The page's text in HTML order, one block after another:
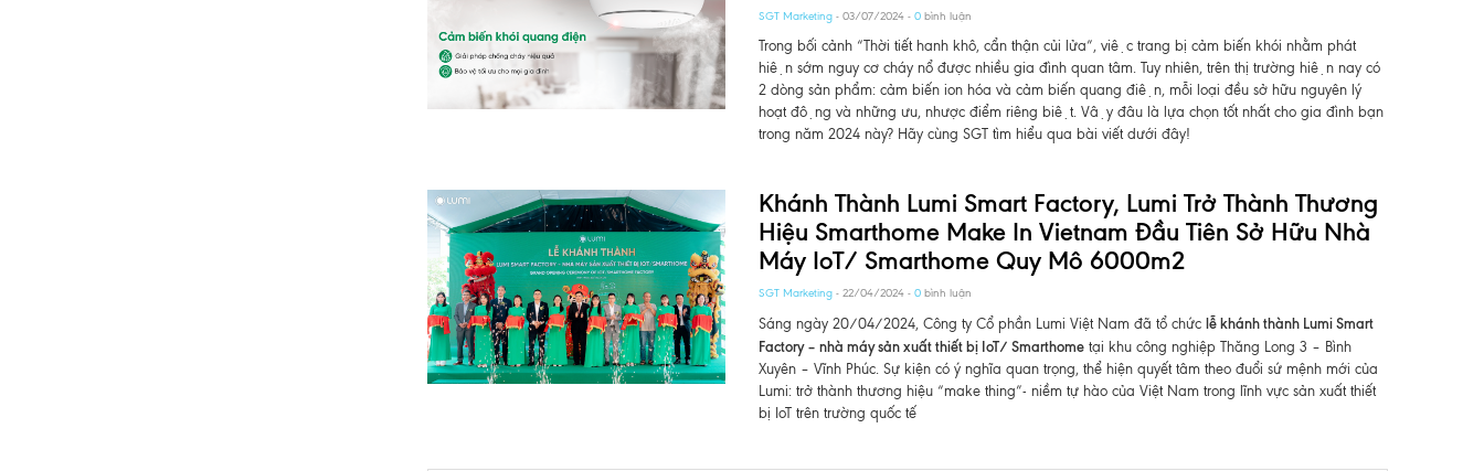
SGT Marketing- 03/07/2024 - 0bình luận
Trong bối cảnh “Thời tiết hanh khô, cẩn thận củi lửa”, việc trang bị cảm biến khói nhằm phát
hiện sớm nguy cơ cháy nổ được nhiều gia đình quan tâm. Tuy nhiên, trên thị trường hiện nay có
2 dòng sản phẩm: cảm biến ion hóa và cảm biến quang điện, mỗi loại đều sở hữu nguyên lý
hoạt động và những ưu, nhược điểm riêng biệt. Vậy đâu là lựa chọn tốt nhất cho gia đình bạn
trong năm 2024 này? Hãy cùng SGT tìm hiểu qua bài viết dưới đây!
Khánh Thành Lumi Smart Factory, Lumi Trở Thành Thương
Hiệu Smarthome Make In Vietnam Đầu Tiên Sở Hữu Nhà
Máy IoT/ Smarthome Quy Mô 6000m2
SGT Marketing- 22/04/2024 - 0bình luận
Sáng ngày 20/04/2024, Công ty Cổ phần Lumi Việt Nam đã tổ chức lễ khánh thành Lumi Smart
Factory – nhà máy sản xuất thiết bị IoT/ Smarthometại khu công nghiệp Thăng Long 3 – Bình
Xuyên – Vĩnh Phúc. Sự kiện có ý nghĩa quan trọng, thể hiện quyết tâm theo đuổi sứ mệnh mới của
Lumi: trở thành thương hiệu “make thing”- niềm tự hào của Việt Nam trong lĩnh vực sản xuất thiết
bị IoT trên trường quốc tế